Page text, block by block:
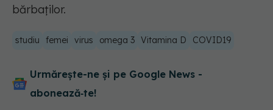
bărbaţilor.
studiu femei virus omega 3 Vitamina D COVID19
Urmărește-ne și pe Google News -
abonează‑te!